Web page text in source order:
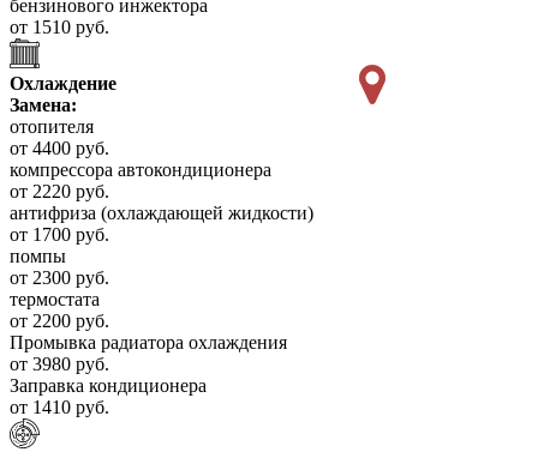
бензинового инжектора
от 1510 руб.
Охлаждение
Замена:
отопителя
от 4400 руб.
компрессора автокондиционера
от 2220 руб.
антифриза (охлаждающей жидкости)
от 1700 руб.
помпы
от 2300 руб.
термостата
от 2200 руб.
Промывка радиатора охлаждения
от 3980 руб.
Заправка кондиционера
от 1410 руб.